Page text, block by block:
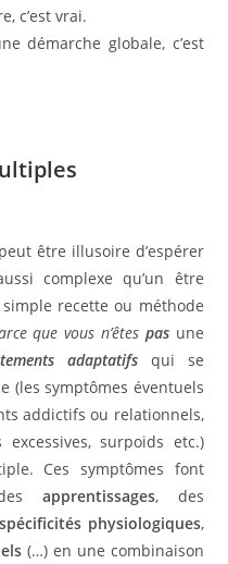
c’est vrai.
démarche globale, c’est
être illusoire d’espérer
complexe qu’un être
recette ou méthode
que vous n’êtes pasune
adaptatifs qui se
(les symptômes éventuels
addictifs ou relationnels,
excessives, surpoids etc.)
Ces symptômes font
apprentissages, des
spécificités physiologiques,
(…) en une combinaison